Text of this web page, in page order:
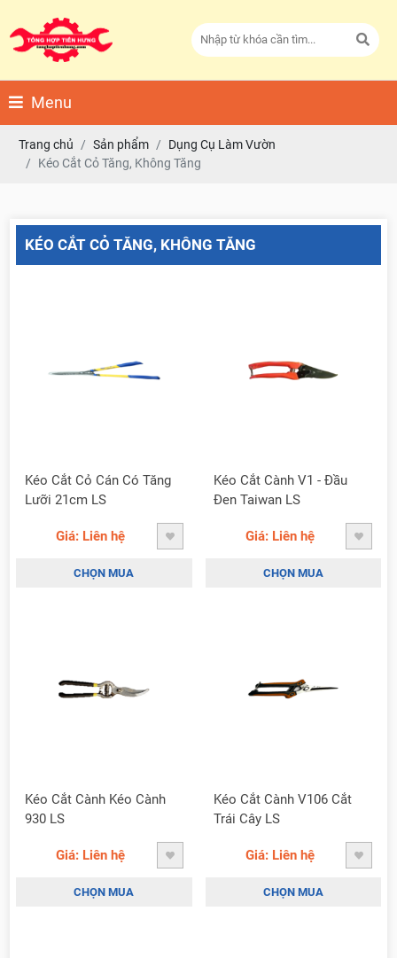
Menu
Trang chủ Sản phẩm
Dụng Cụ Làm Vườn
Kéo Cắt Cỏ Tăng, Không Tăng
KÉO CẮT CỎ TĂNG, KHÔNG TĂNG
Kéo Cắt Cỏ Cán Có Tăng
Lưỡi 21cm LS
Giá: Liên hệ
CHỌN MUA
Kéo Cắt Cành V1 - Đầu
Đen Taiwan LS
Giá: Liên hệ
CHỌN MUA
Kéo Cắt Cành Kéo Cành
930 LS
Giá: Liên hệ
CHỌN MUA
Kéo Cắt Cành V106 Cắt
Trái Cây LS
Giá: Liên hệ
CHỌN MUA